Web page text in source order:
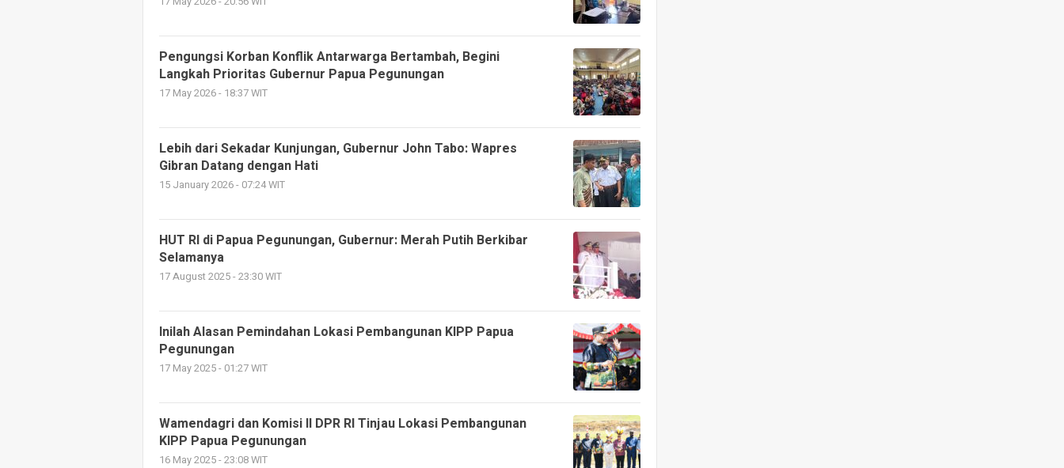
Pengungsi Korban Konflik Antarwarga Bertambah, Begini
Langkah Prioritas Gubernur Papua Pegunungan
17 May 2026 - 18:37 WIT
Lebih dari Sekadar Kunjungan, Gubernur John Tabo: Wapres
Gibran Datang dengan Hati
15 January 2026 - 07:24 WIT
HUT RI di Papua Pegunungan, Gubernur: Merah Putih Berkibar
Selamanya
17 August 2025 - 23:30 WIT
Inilah Alasan Pemindahan Lokasi Pembangunan KIPP Papua
Pegunungan
17 May 2025 - 01:27 WIT
Wamendagri dan Komisi II DPR RI Tinjau Lokasi Pembangunan
KIPP Papua Pegunungan
16 May 2025 - 23:08 WIT